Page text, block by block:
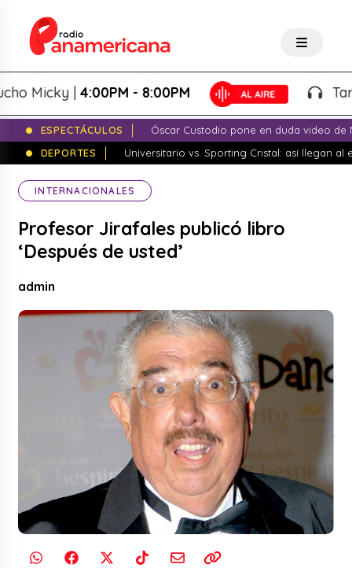
|4:00PM - 8:00PM
ESPECTÁCULOS
Óscar Custodio pone en duda video de
DEPORTES
Universitario vs. Sporting Cristal: así llegan al
INTERNACIONALES
Profesor Jirafales publicó libro
‘Después de usted’
admin